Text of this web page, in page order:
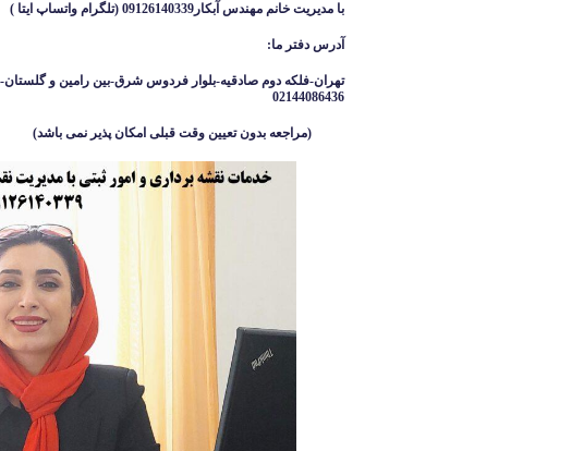
با مدیریت خانم مهندس آبکار09126140339 (تلگرام واتساپ ایتا )
آدرس دفتر ما:
تهران-فلکه دوم صادقیه-بلوار فردوس شرق-بین رامین و گلستان-
02144086436
(مراجعه بدون تعیین وقت قبلی امکان پذیر نمی باشد)